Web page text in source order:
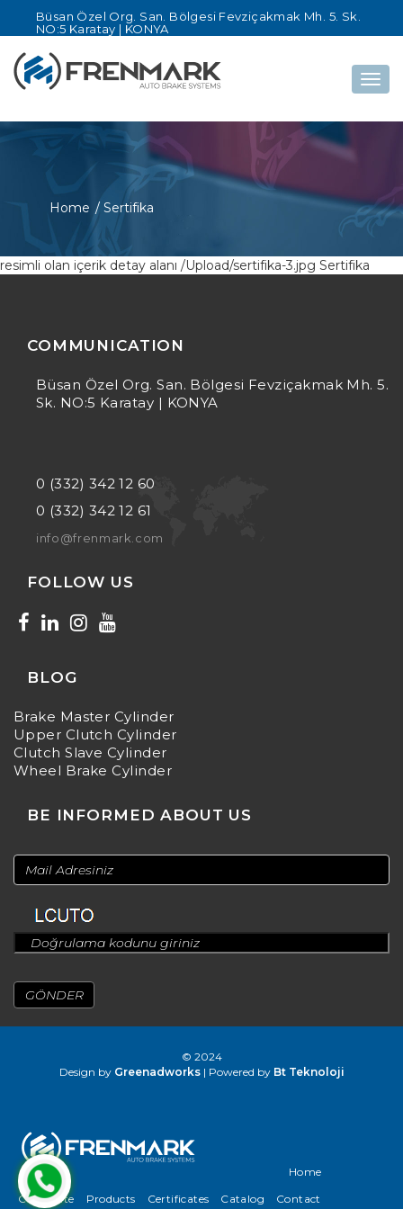
Büsan Özel Org. San. Bölgesi Fevziçakmak Mh. 5. Sk.
NO:5 Karatay | KONYA
Home / Sertifika
resimli olan içerik detay alanı /Upload/sertifika-3.jpg Sertifika
COMMUNICATION
Büsan Özel Org. San. Bölgesi Fevziçakmak Mh. 5.
Sk. NO:5 Karatay | KONYA
0 (332) 342 12 60
0 (332) 342 12 61
info@frenmark.com
FOLLOW US
BLOG
Brake Master Cylinder
Upper Clutch Cylinder
Clutch Slave Cylinder
Wheel Brake Cylinder
BE INFORMED ABOUT US
© 2024
Design by Greenadworks| Powered by Bt Teknoloji
Home
Corporate
Products Certificates Catalog Contact